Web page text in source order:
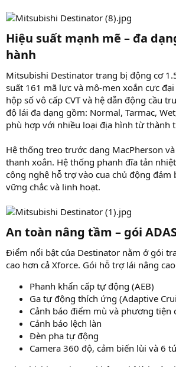
Hiệu suất mạnh mẽ – đa
hành
Mitsubishi Destinator trang bị động cơ
suất 161 mã lực và mô-men xoắn cực
hộp số vô cấp CVT và hệ dẫn động cầu
độ lái đa dạng gồm: Normal, Tarmac,
phù hợp với nhiều loại địa hình từ thành
Hệ thống treo trước dạng MacPherson
thanh xoắn. Hệ thống phanh đĩa tản
công nghệ hỗ trợ vào cua chủ động đảm
vững chắc và linh hoạt.
An toàn nâng tầm – gói
Điểm nổi bật của Destinator nằm ở gói
cao hơn cả Xforce. Gói hỗ trợ lái nâng
Phanh khẩn cấp tự động (AEB)
Ga tự động thích ứng (Adaptive
Cảnh báo điểm mù và phương tiện
Cảnh báo lệch làn
Đèn pha tự động
Camera 360 độ, cảm biến lùi và 6